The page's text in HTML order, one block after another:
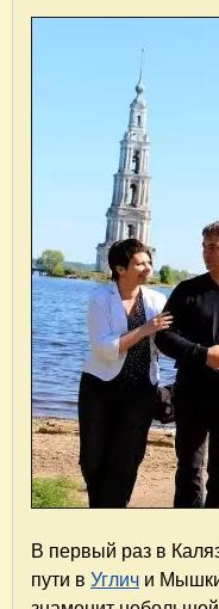
В первый раз в
пути в Углич и